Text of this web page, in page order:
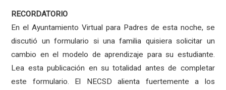
RECORDATORIO
En el Ayuntamiento Virtual para Padres de esta noche, se
discutió un formulario si una familia quisiera solicitar un
cambio en el modelo de aprendizaje para su estudiante.
Lea esta publicación en su totalidad antes de completar
este formulario. El NECSD alienta fuertemente a los